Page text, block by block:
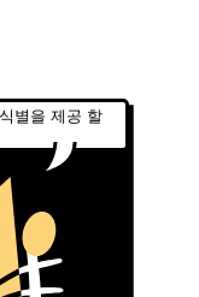
별을 제공 할